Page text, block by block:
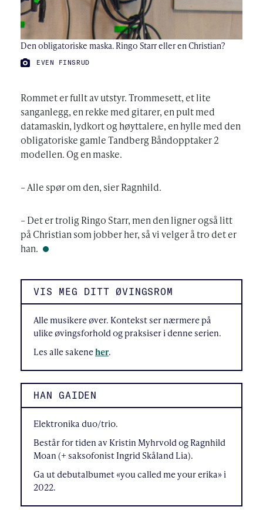
Den obligatoriske maska. Ringo Starr eller en Christian?
FOTO:
EVEN FINSRUD
Rommet er fullt av utstyr. Trommesett, et lite
sanganlegg, en rekke med gitarer, en pult med
datamaskin, lydkort og høyttalere, en hylle med den
obligatoriske gamle Tandberg Båndopptaker 2
modellen. Og en maske.
– Alle spør om den, sier Ragnhild.
– Det er trolig Ringo Starr, men den ligner også litt
på Christian som jobber her, så vi velger å tro det er
han.
VIS MEG DITT ØVINGSROM
Alle musikere øver. Kontekst ser nærmere på
ulike øvingsforhold og praksiser i denne serien.
Les alle sakeneher.
HAN GAIDEN
Elektronika duo/trio.
Består for tiden av Kristin Myhrvold og Ragnhild
Moan (+ saksofonist Ingrid Skåland Lia).
Ga ut debutalbumet «you called me your erika» i
2022.